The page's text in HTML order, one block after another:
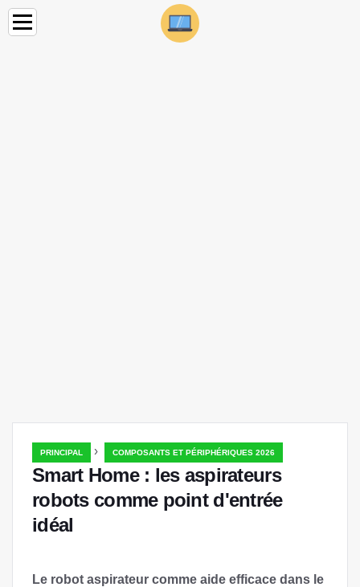
PRINCIPAL › COMPOSANTS ET PÉRIPHÉRIQUES 2026
Smart Home : les aspirateurs
robots comme point d'entrée
idéal
Le robot aspirateur comme aide efficace dans le